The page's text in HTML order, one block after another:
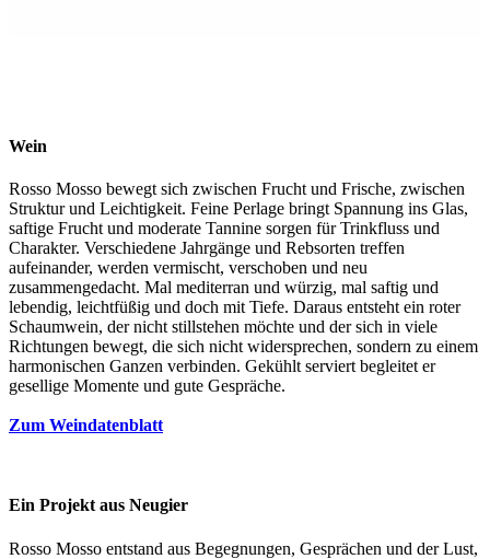
Wein
Rosso Mosso bewegt sich zwischen Frucht und Frische, zwischen
Struktur und Leichtigkeit. Feine Perlage bringt Spannung ins Glas,
saftige Frucht und moderate Tannine sorgen für Trinkfluss und
Charakter. Verschiedene Jahrgänge und Rebsorten treffen
aufeinander, werden vermischt, verschoben und neu
zusammengedacht. Mal mediterran und würzig, mal saftig und
lebendig, leichtfüßig und doch mit Tiefe. Daraus entsteht ein roter
Schaumwein, der nicht stillstehen möchte und der sich in viele
Richtungen bewegt, die sich nicht widersprechen, sondern zu einem
harmonischen Ganzen verbinden. Gekühlt serviert begleitet er
gesellige Momente und gute Gespräche.
Zum Weindatenblatt
Ein Projekt aus Neugier
Rosso Mosso entstand aus Begegnungen, Gesprächen und der Lust,